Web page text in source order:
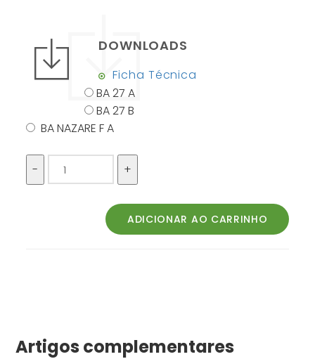
DOWNLOADS
Ficha Técnica
BA 27 A
BA 27 B
BA NAZARE F A
Artigos complementares